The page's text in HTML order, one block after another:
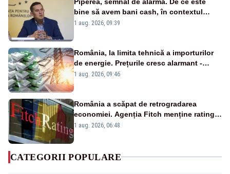
bine să avem bani cash, în contextul
alertei energetice?
1 aug. 2026, 09:39
România, la limita tehnică a importurilor
de energie. Prețurile cresc alarmant -
Analiză Realitatea Plus
1 aug. 2026, 09:46
România a scăpat de retrogradarea
economiei. Agenția Fitch menține ratingul
„BBB-” cu perspectivă negativă
1 aug. 2026, 06:48
CATEGORII POPULARE